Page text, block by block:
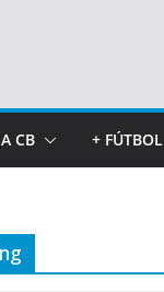
CB + FÚTBOL